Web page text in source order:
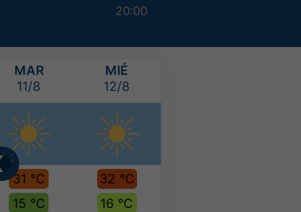
20:00
MAR
11/8
31 °C
15 °C
MIÉ
12/8
32 °C
16 °C